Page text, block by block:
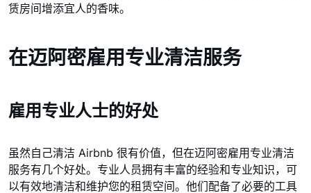
赁房间增添宜人的香味。
在迈阿密雇用专业清洁服务
雇用专业人士的好处
虽然自己清洁 Airbnb 很有价值，但在迈阿密雇用专业清洁
服务有几个好处。专业人员拥有丰富的经验和专业知识，可
以有效地清洁和维护您的租赁空间。他们配备了必要的工具